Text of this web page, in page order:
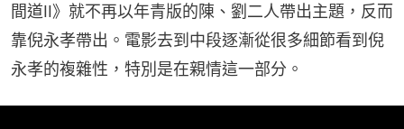
間道II》就不再以年青版的陳、劉二人帶出主題，反而
靠倪永孝帶出。電影去到中段逐漸從很多細節看到倪
永孝的複雜性，特別是在親情這一部分。